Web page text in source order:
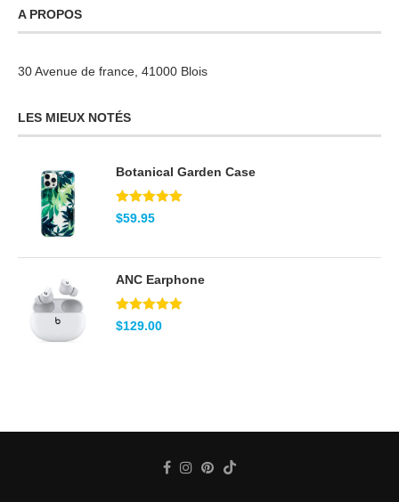
A PROPOS
30 Avenue de france, 41000 Blois
LES MIEUX NOTÉS
Botanical Garden Case
Note5.00
sur 5
$59.95
ANC Earphone
Note5.00
sur 5
$129.00